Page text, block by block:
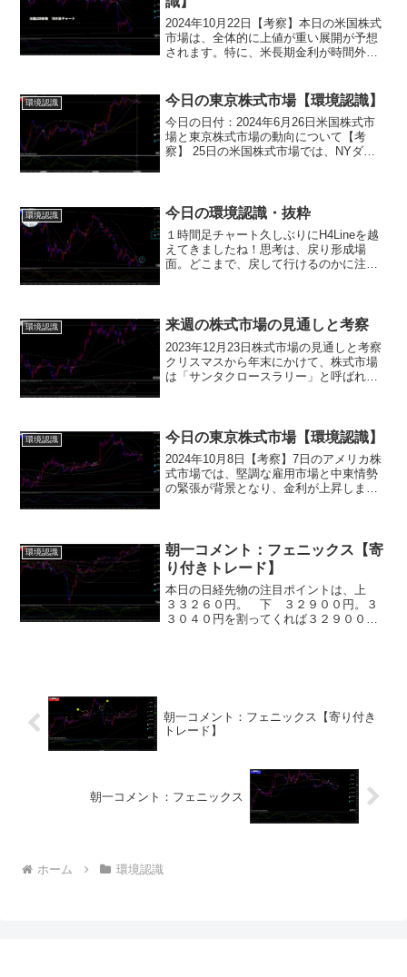
2024年10月22日【考察】本日の米国株式
市場は、全体的に上値が重い展開が予想
されます。特に、米長期金利が時間外取
が強まる可能性があります。また、注目
度の高い企業決算...
環境認識 今日の東京株式市場【環境認識】
今日の日付：2024年6月26日米国株式市
場と東京株式市場の動向について【考
察】 25日の米国株式市場では、NYダウ
環境認識 今日の環境認識・抜粋
１時間足チャート久しぶりにH4Lineを越
えてきましたね！思考は、戻り形成場
面。どこまで、戻して行けるのかに注目
環境認識 来週の株式市場の見通しと考察
2023年12月23日株式市場の見通しと考察
クリスマスから年末にかけて、株式市場
は「サンタクロースラリー」と呼ばれる
指します。また、...
環境認識 今日の東京株式市場【環境認識】
2024年10月8日【考察】7日のアメリカ株
式市場では、堅調な雇用市場と中東情勢
の緊張が背景となり、金利が上昇しまし
ル、...
環境認識
朝一コメント：フェニックス【寄
り付きトレード】
本日の日経先物の注目ポイントは、上
３３２６０円。 下 ３２９００円。３
３０４０円を割ってくれば３２９００円
朝一コメント：フェニックス【寄り付き
トレード】
朝一コメント：フェニックス
ホーム 環境認識